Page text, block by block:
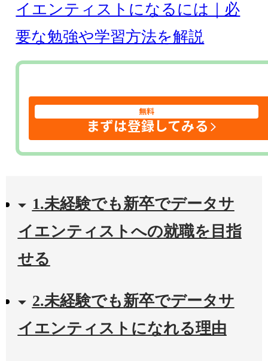
イエンティストになるには｜必
要な勉強や学習方法を解説
無料
まずは登録してみる
1.未経験でも新卒でデータサ
イエンティストへの就職を目指
せる
2.未経験でも新卒でデータサ
イエンティストになれる理由